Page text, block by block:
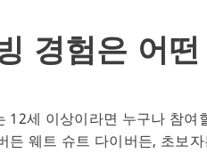
경험은 어
12세 이상이라면 누구나 참
든 웨트 슈트 다이버든, 초보